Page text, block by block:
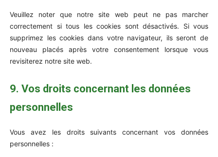
Veuillez noter que notre site web peut ne pas marcher
correctement si tous les cookies sont désactivés. Si vous
supprimez les cookies dans votre navigateur, ils seront de
nouveau placés après votre consentement lorsque vous
revisiterez notre site web.
9. Vos droits concernant les données
personnelles
Vous avez les droits suivants concernant vos données
personnelles :